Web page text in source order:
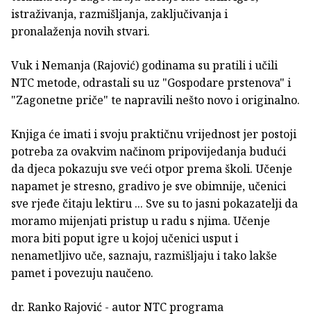
istraživanja, razmišljanja, zaključivanja i
pronalaženja novih stvari.
Vuk i Nemanja (Rajović) godinama su pratili i učili
NTC metode, odrastali su uz "Gospodare prstenova" i
"Zagonetne priče" te napravili nešto novo i originalno.
Knjiga će imati i svoju praktičnu vrijednost jer postoji
potreba za ovakvim načinom pripovijedanja budući
da djeca pokazuju sve veći otpor prema školi. Učenje
napamet je stresno, gradivo je sve obimnije, učenici
sve rjeđe čitaju lektiru ... Sve su to jasni pokazatelji da
moramo mijenjati pristup u radu s njima. Učenje
mora biti poput igre u kojoj učenici usput i
nenametljivo uče, saznaju, razmišljaju i tako lakše
pamet i povezuju naučeno.
dr. Ranko Rajović - autor NTC programa